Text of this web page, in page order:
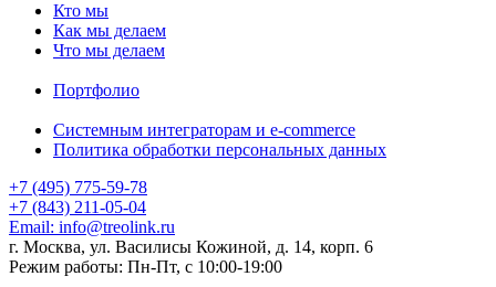
Кто мы
Как мы делаем
Что мы делаем
Портфолио
Системным интеграторам и e-commerce
Политика обработки персональных данных
+7 (495) 775-59-78
+7 (843) 211-05-04
Email: info@treolink.ru
г. Москва, ул. Василисы Кожиной, д. 14, корп. 6
Режим работы: Пн-Пт, с 10:00-19:00